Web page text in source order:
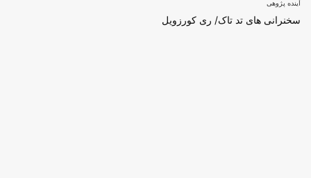
آینده پژوهی
سخنرانی های تد تاک/ ری کورزویل